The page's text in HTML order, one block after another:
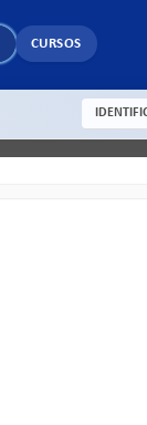
CURSOS